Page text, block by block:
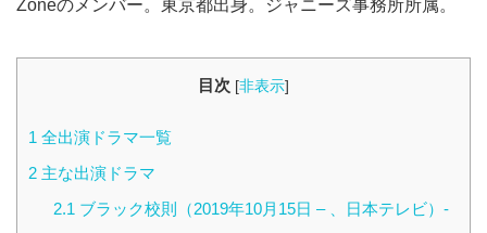
Zoneのメンバー。東京都出身。ジャニーズ事務所所属。
目次 [非表示]
1 全出演ドラマ一覧
2 主な出演ドラマ
2.1 ブラック校則（2019年10月15日 – 、日本テレビ）-